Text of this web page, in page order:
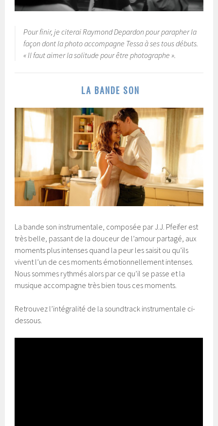
Pour finir, je citerai Raymond Depardon pour parapher la
façon dont la photo accompagne Tessa à ses tous débuts.
« Il faut aimer la solitude pour être photographe ».
LA BANDE SON
La bande son instrumentale, composée par J.J. Pfeifer est
très belle, passant de la douceur de l’amour partagé, aux
moments plus intenses quand la peur les saisit ou qu’ils
vivent l’un de ces moments émotionnellement intenses.
Nous sommes rythmés alors par ce qu’il se passe et la
musique accompagne très bien tous ces moments.
Retrouvez l’intégralité de la soundtrack instrumentale ci-
dessous.